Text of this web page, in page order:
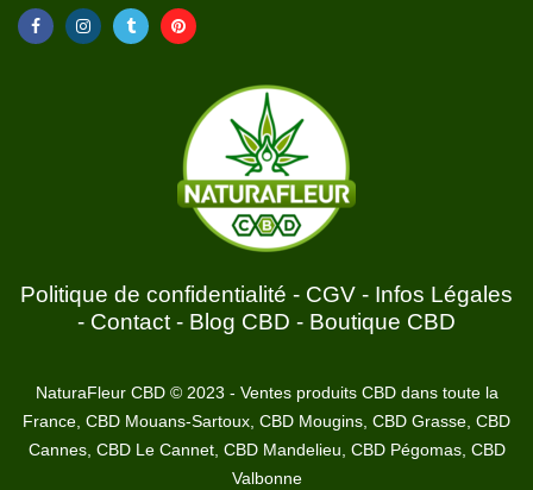
Politique de confidentialité - CGV - Infos Légales
- Contact - Blog CBD - Boutique CBD
NaturaFleur CBD © 2023 - Ventes produits CBD dans toute la
France, CBD Mouans-Sartoux, CBD Mougins, CBD Grasse, CBD
Cannes, CBD Le Cannet, CBD Mandelieu, CBD Pégomas, CBD
Valbonne